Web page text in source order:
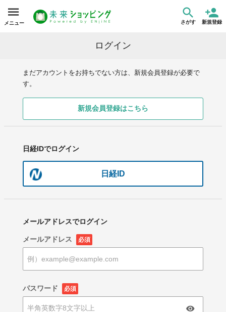
メニュー さがす 新規登録
ログイン
まだアカウントをお持ちでない方は、新規会員登録が必要で
す。
新規会員登録はこちら
日経IDでログイン
日経ID
メールアドレスでログイン
メールアドレス 必須
パスワード 必須